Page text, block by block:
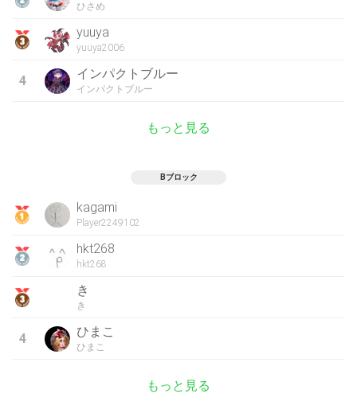
ひさめ
yuuya
yuuya2006
4 インパクトブルー
インパクトブルー
もっと見る
Bブロック
kagami
Player2249102
hkt268
hkt268
き
き
4 ひまこ
ひまこ
もっと見る